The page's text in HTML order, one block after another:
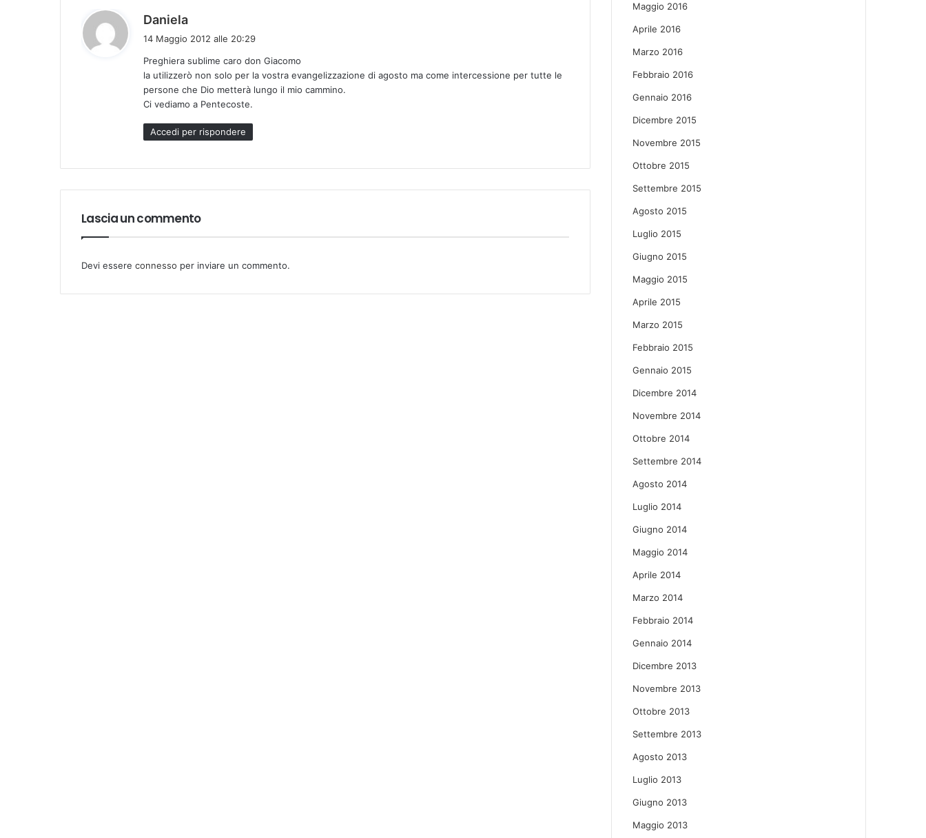
Daniela
e
t
t
14 Maggio 2012 alle 20:29
Preghiera sublime caro don Giacomo
la utilizzerò non solo per la vostra evangelizzazione di agosto ma come intercessione per tutte le
persone che Dio metterà lungo il mio cammino.
Ci vediamo a Pentecoste.
Accedi per rispondere
Lascia un commento
Devi essere connesso per inviare un commento.
Maggio 2016
Aprile 2016
Marzo 2016
Febbraio 2016
Gennaio 2016
Dicembre 2015
Novembre 2015
Ottobre 2015
Settembre 2015
Agosto 2015
Luglio 2015
Giugno 2015
Maggio 2015
Aprile 2015
Marzo 2015
Febbraio 2015
Gennaio 2015
Dicembre 2014
Novembre 2014
Ottobre 2014
Settembre 2014
Agosto 2014
Luglio 2014
Giugno 2014
Maggio 2014
Aprile 2014
Marzo 2014
Febbraio 2014
Gennaio 2014
Dicembre 2013
Novembre 2013
Ottobre 2013
Settembre 2013
Agosto 2013
Luglio 2013
Giugno 2013
Maggio 2013